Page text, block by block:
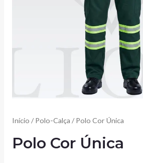
Início /Polo-Calça / Polo Cor Única
Polo Cor Única